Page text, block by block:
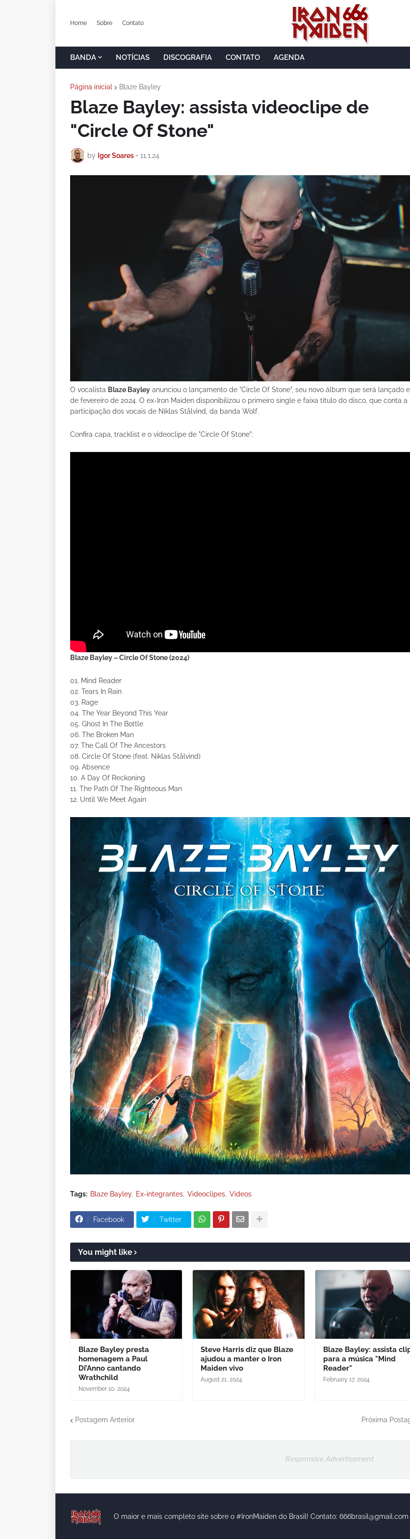
Home Sobre Contato
BANDA NOTÍCIAS DISCOGRAFIA CONTATO AGENDA
Página inicial Blaze Bayley
Blaze Bayley: assista videoclipe de
"Circle Of Stone"
by Igor Soares • 11.1.24
O vocalista Blaze Bayley anunciou o lançamento de "Circle Of Stone", seu novo álbum que será lançado
de fevereiro de 2024. O ex-Iron Maiden disponibilizou o primeiro single e faixa título do disco, que conta a
participação dos vocais de Niklas Stålvind, da banda Wolf.
Confira capa, tracklist e o videoclipe de "Circle Of Stone":
Blaze Bayley – Circle Of Stone (2024)
01. Mind Reader
02. Tears In Rain
03. Rage
04. The Year Beyond This Year
05. Ghost In The Bottle
06. The Broken Man
07. The Call Of The Ancestors
08. Circle Of Stone (feat. Niklas Stålvind)
09. Absence
10. A Day Of Reckoning
11. The Path Of The Righteous Man
12. Until We Meet Again
Tags: Blaze Bayley Ex-integrantes Videoclipes Videos
Facebook Twitter
You might like
Blaze Bayley presta
homenagem a Paul
Di’Anno cantando
Wrathchild
November 10, 2024
Steve Harris diz que Blaze
ajudou a manter o Iron
Maiden vivo
August 21, 2024
Blaze Bayley: assista
para a música "Mind
Reader"
February 17, 2024
Postagem Anterior Próxima
Responsive Advertisement
O maior e mais completo site sobre o #IronMaiden do Brasil! Contato: 666brasil@gmail.com